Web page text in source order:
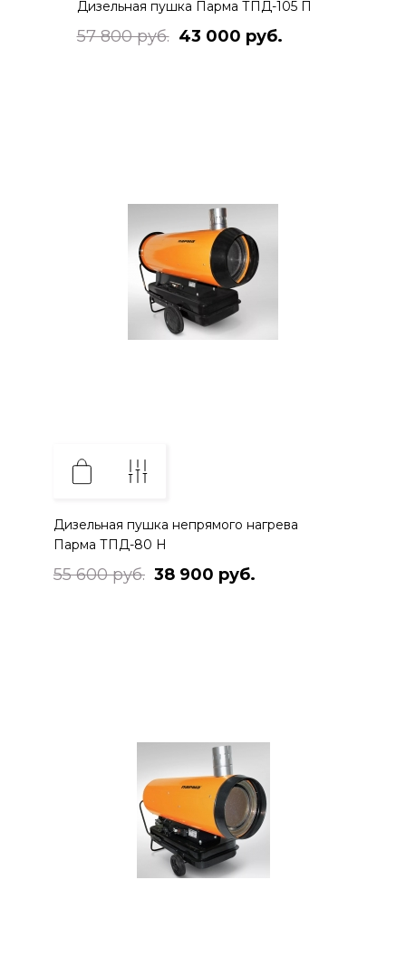
Дизельная пушка Парма ТПД-105 П
57 800 руб. 43 000 руб.
Дизельная пушка непрямого нагрева
Парма ТПД-80 Н
55 600 руб. 38 900 руб.